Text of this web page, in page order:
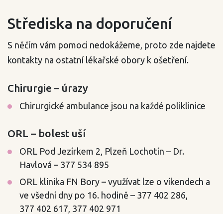
Střediska na doporučení
S něčím vám pomoci nedokážeme, proto zde najdete
kontakty na ostatní lékařské obory k ošetření.
Chirurgie – úrazy
Chirurgické ambulance jsou na každé poliklinice
ORL – bolest uší
ORL Pod Jezírkem 2, Plzeň Lochotín – Dr.
Havlová – 377 534 895
ORL klinika FN Bory – využívat lze o víkendech a
ve všední dny po 16. hodině – 377 402 286,
377 402 617, 377 402 971